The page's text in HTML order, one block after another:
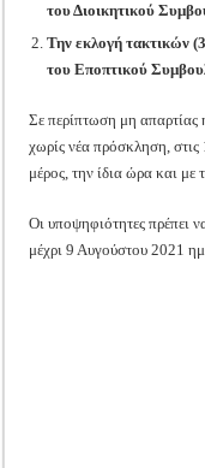
του Διοικητικού
Την εκλογή τακτικών
του Εποπτικού
Σε περίπτωση μη
χωρίς νέα πρόσκληση,
μέρος, την ίδια ώρα και με
Οι υποψηφιότητες πρέπει
μέχρι 9 Αυγούστου 2021